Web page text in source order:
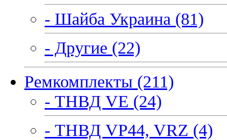
- Шайба Украина (81)
- Другие (22)
Ремкомплекты (211)
- ТНВД VE (24)
- ТНВД VP44, VRZ (4)